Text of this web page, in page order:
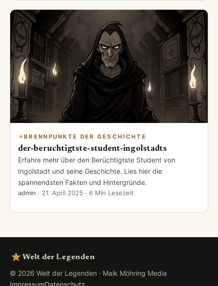
BRENNPUNKTE DER GESCHICHTE
der-beruchtigtste-student-ingolstadts
Erfahre mehr über den Berüchtigtste Student von
Ingolstadt und seine Geschichte. Lies hier die
spannendsten Fakten und Hintergründe.
admin · 21. April 2025 · 6 Min Lesezeit
Welt der Legenden
© 2026 Welt der Legenden · Maik Möhring Media
ImpressumDatenschutz